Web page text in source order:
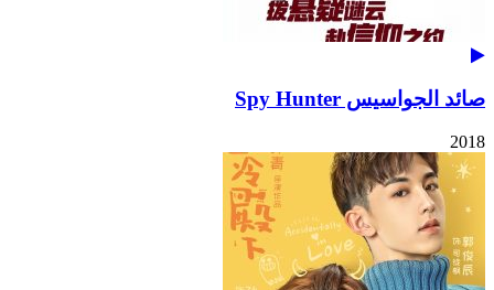
صائد الجواسيس Spy Hunter
2018